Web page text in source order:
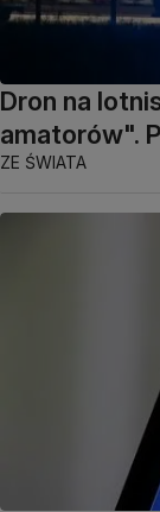
Dron na
amatorów".
ZE ŚWIATA